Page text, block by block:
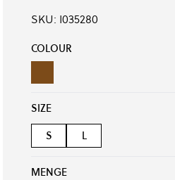
SKU: I035280
Produkt-Optionen:
COLOUR
TOBACCO DESTROY
SIZE
S
L
MENGE